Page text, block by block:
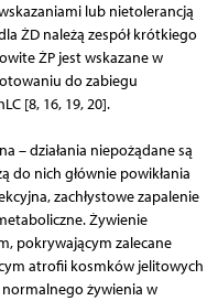
lub nietolerancją
ŻD należą zespół krótkiego
ŻP jest wskazane w
do zabiegu
[8, 16, 19, 20].
– działania niepożądane są
do nich głównie powikłania
zachłystowe zapalenie
Żywienie
pokrywającym zalecane
atrofii kosmków jelitowych
żywienia w